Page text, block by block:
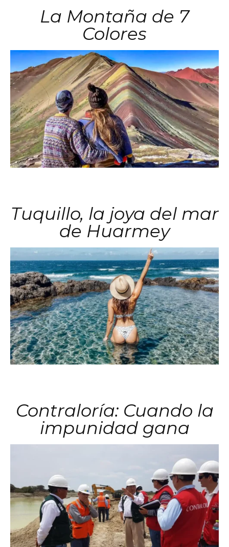
La Montaña de 7
Colores
Tuquillo, la joya del mar
de Huarmey
Contraloría: Cuando la
impunidad gana